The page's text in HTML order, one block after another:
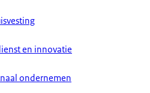
en innovatie
ondernemen